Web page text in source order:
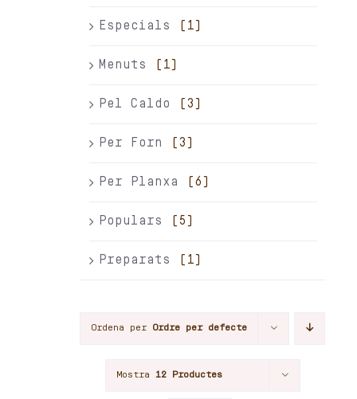
Especials (1)
Menuts (1)
Pel Caldo (3)
Per Forn (3)
Per Planxa (6)
Populars (5)
Preparats (1)
Ordena per Ordre per defecte
Mostra 12 Productes